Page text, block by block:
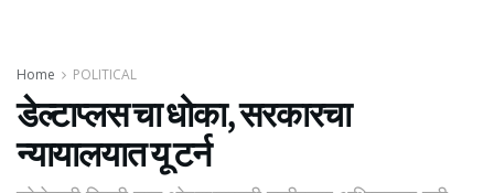
Home POLITICAL
डेल्टाप्लस चा धोका, सरकारचा
न्यायालयात यू टर्न